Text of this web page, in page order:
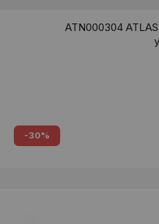
ATN000304
-30%